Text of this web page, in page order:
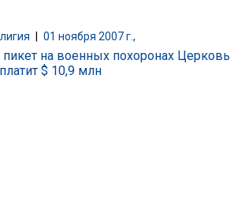
01 ноября 2007 г.,
пикет на военных похоронах Церковь
$ 10,9 млн